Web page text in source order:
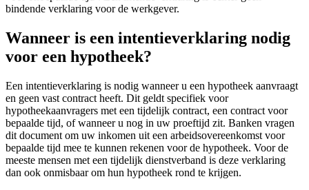
bindende verklaring voor de werkgever.
Wanneer is een intentieverklaring nodig
voor een hypotheek?
Een intentieverklaring is nodig wanneer u een hypotheek aanvraagt
en geen vast contract heeft. Dit geldt specifiek voor
hypotheekaanvragers met een tijdelijk contract, een contract voor
bepaalde tijd, of wanneer u nog in uw proeftijd zit. Banken vragen
dit document om uw inkomen uit een arbeidsovereenkomst voor
bepaalde tijd mee te kunnen rekenen voor de hypotheek. Voor de
meeste mensen met een tijdelijk dienstverband is deze verklaring
dan ook onmisbaar om hun hypotheek rond te krijgen.